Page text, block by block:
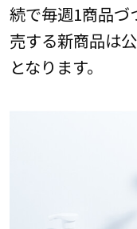
続で毎週1商品づ
売する新商品は
となります。